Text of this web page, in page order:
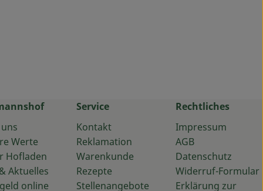
Werte
Hofladen
Aktuelles
online
Service
Kontakt
Reklamation
Warenkunde
Rezepte
Stellenangebote
Rechtliches
Impressum
AGB
Datenschutz
Widerruf-Formular
Erklärung zur